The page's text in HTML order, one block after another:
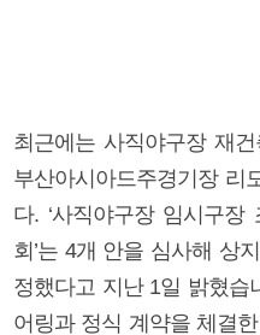
최근에는 사직야구장 재
부산아시아드주경기장 리
다. ‘사직야구장 임시구
회’는 4개 안을 심사해 상
정했다고 지난 1일 밝혔습
어링과 정식 계약을 체결